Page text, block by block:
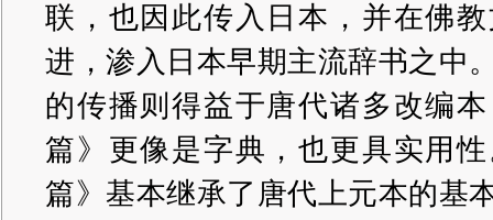
联，也因此传入日本，并在佛
进，渗入日本早期主流辞书之中
的传播则得益于唐代诸多改编
篇》更像是字典，也更具实用
篇》基本继承了唐代上元本的基